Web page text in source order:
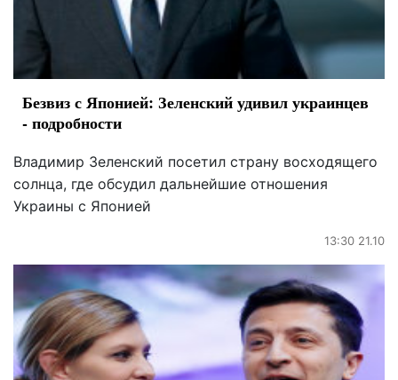
Безвиз с Японией: Зеленский удивил украинцев
- подробности
Владимир Зеленский посетил страну восходящего
солнца, где обсудил дальнейшие отношения
Украины с Японией
13:30 21.10